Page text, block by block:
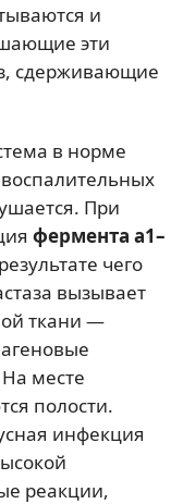
и
эти
сдерживающие
в норме
При
фермента a1–
чего
вызывает
ткани —
месте
полости.
инфекция
реакции,